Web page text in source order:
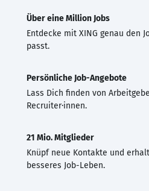
Über eine Million Jobs
Entdecke mit XING genau den
passt.
Persönliche Job-Angebote
Lass Dich finden von
Recruiter·innen.
21 Mio. Mitglieder
Knüpf neue Kontakte und
besseres Job-Leben.